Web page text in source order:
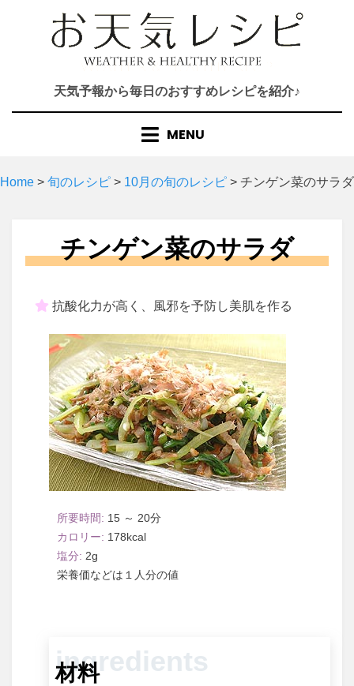
天気予報から毎日のおすすめレシピを紹介♪
MENU
Home > 旬のレシピ > 10月の旬のレシピ > チンゲン菜のサラダ
チンゲン菜のサラダ
抗酸化力が高く、風邪を予防し美肌を作る
15 ～ 20
178
2
１人分
材料